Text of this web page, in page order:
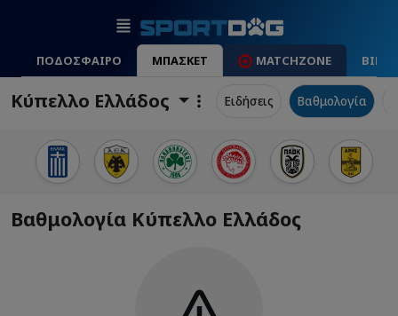
ΠΟΔΟΣΦΑΙΡΟ ΜΠΑΣΚΕΤ MATCHZONE
Κύπελλο Ελλάδος Ειδήσεις Βαθμολογία
Βαθμολογία Κύπελλο Ελλάδος